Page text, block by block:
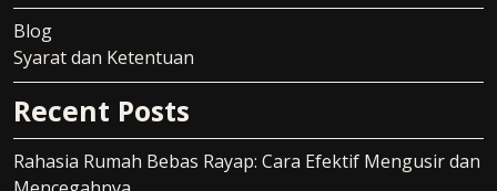
Blog
Syarat dan Ketentuan
Recent Posts
Rahasia Rumah Bebas Rayap: Cara Efektif Mengusir dan